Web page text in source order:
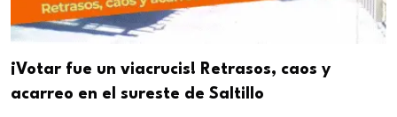
¡Votar fue un viacrucis! Retrasos, caos y
acarreo en el sureste de Saltillo